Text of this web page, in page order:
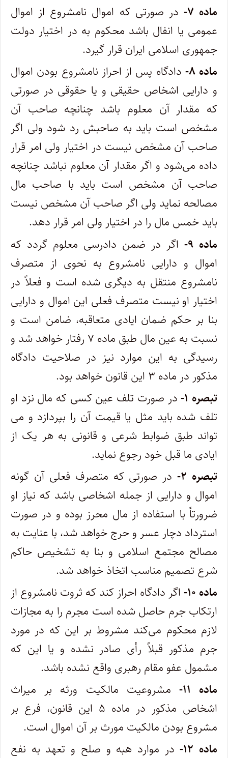
ماده ۷-
در صورتی که اموال نامشروع از اموال
عمومی یا انفال باشد محکوم به در اختیار دولت
جمهوری اسلامی ایران قرار گیرد.
ماده ۸-
دادگاه پس از احراز نامشروع بودن اموال
و دارایی اشخاص حقیقی و یا حقوقی در صورتی
که مقدار آن معلوم باشد چنانچه صاحب آن
مشخص است باید به صاحبش رد شود ولی اگر
صاحب آن مشخص نیست در اختیار ولی امر قرار
داده می‌شود و اگر مقدار آن معلوم نباشد چنانچه
صاحب آن مشخص است باید با صاحب مال
مصالحه نماید ولی اگر صاحب آن مشخص نیست
باید خمس مال را در اختیار ولی امر قرار دهد.
ماده ۹-
اگر در ضمن دادرسی معلوم گردد که
اموال و دارایی نامشروع به نحوی از متصرف
نامشروع منتقل به دیگری شده است و فعلاً در
اختیار او نیست متصرف فعلی این اموال و دارایی
بنا بر حکم ضمان ایادی متعاقبه، ضامن است و
نسبت به عین مال طبق ماده ۷ رفتار خواهد شد و
رسیدگی به این موارد نیز در صلاحیت دادگاه
مذکور در ماده ۳ این قانون خواهد بود.
تبصره ۱-
در صورت تلف عین کسی که مال نزد او
تلف شده باید مثل یا قیمت آن را بپردازد و می
تواند طبق ضوابط شرعی و قانونی به هر یک از
ایادی ما قبل خود رجوع نماید.
تبصره ۲-
در صورتی که متصرف فعلی آن گونه
اموال و دارایی از جمله اشخاصی باشد که نیاز او
ضرورتاً با استفاده از مال محرز بوده و در صورت
استرداد دچار عسر و حرج خواهد شد، با عنایت به
مصالح مجتمع اسلامی و بنا به تشخیص حاکم
شرع تصمیم مناسب اتخاذ خواهد شد.
ماده ۱۰-
اگر دادگاه احراز کند که ثروت نامشروع از
ارتکاب جرم حاصل شده است مجرم را به مجازات
لازم محکوم می‌کند مشروط بر این که در مورد
جرم مذکور قبلاً رأی صادر نشده و یا این که
مشمول عفو مقام رهبری واقع نشده باشد.
ماده ۱۱-
مشروعیت مالکیت ورثه بر میراث
اشخاص مذکور در ماده ۵ این قانون، فرع بر
مشروع بودن مالکیت مورث بر آن اموال است.
ماده ۱۲-
در موارد هبه و صلح و تعهد به نفع